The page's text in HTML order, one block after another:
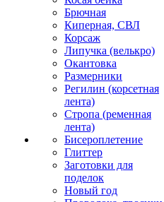
Брючная
Киперная, СВЛ
Корсаж
Липучка (велькро)
Окантовка
Размерники
Регилин (корсетная
лента)
Стропа (ременная
лента)
Бисероплетение
Глиттер
Заготовки для
поделок
Новый год